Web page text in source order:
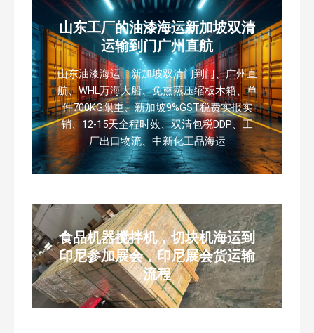
山东工厂的油漆海运新加坡双清
运输到门广州直航
山东油漆海运、新加坡双清门到门、广州直
航、WHL万海大船、免熏蒸压缩板木箱、单
件700KG限重、新加坡9%GST税费实报实
销、12-15天全程时效、双清包税DDP、工
厂出口物流、中新化工品海运
食品机器搅拌机，切块机海运到
印尼参加展会，印尼展会货运输
流程